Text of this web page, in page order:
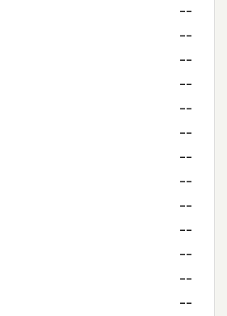
--
--
--
--
--
--
--
--
--
--
--
--
--